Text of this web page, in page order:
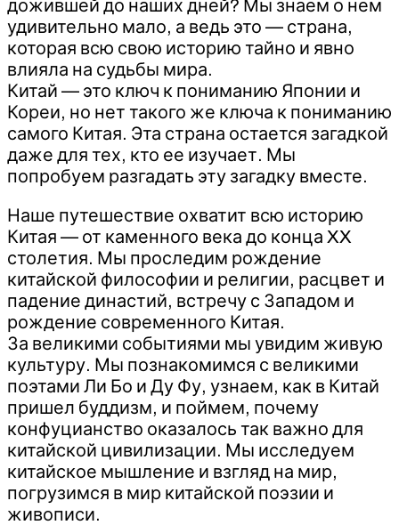
дожившей до наших дней? Мы знаем о нем
удивительно мало, а ведь это — страна,
которая всю свою историю тайно и явно
влияла на судьбы мира.
Китай — это ключ к пониманию Японии и
Кореи, но нет такого же ключа к пониманию
самого Китая. Эта страна остается загадкой
даже для тех, кто ее изучает. Мы
попробуем разгадать эту загадку вместе.
Наше путешествие охватит всю историю
Китая — от каменного века до конца XX
столетия. Мы проследим рождение
китайской философии и религии, расцвет и
падение династий, встречу с Западом и
рождение современного Китая.
За великими событиями мы увидим живую
культуру. Мы познакомимся с великими
поэтами Ли Бо и Ду Фу, узнаем, как в Китай
пришел буддизм, и поймем, почему
конфуцианство оказалось так важно для
китайской цивилизации. Мы исследуем
китайское мышление и взгляд на мир,
погрузимся в мир китайской поэзии и
живописи.